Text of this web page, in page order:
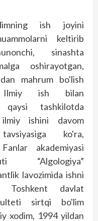
ish joyini
keltirib
sinashta
oshirayotgan,
mahrum bo'lish
ish bilan
qaysi tashkilotda
ishini davom
ko'ra,
akademiyasi
“Algologiya”
lavozimida ishni
Toshkent davlat
sirtqi bo'lim
xodim, 1994 yildan